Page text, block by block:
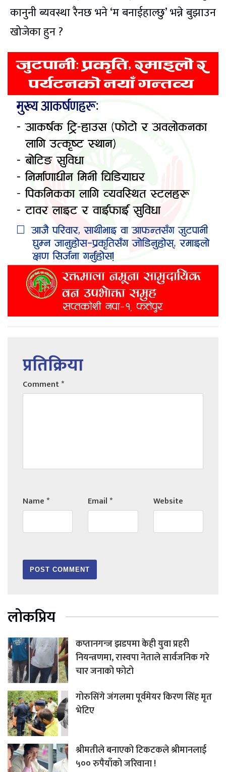
कानुनी ब्यवस्था रैनछ भने ‘म बनाईहाल्छु’ भन्ने बुझाउन
खोजेका हुन ?
प्रतिक्रिया
Comment*
Name* Email* Website
लोकप्रिय
कप्तानगन्ज झडपमा केही युवा प्रहरी
नियन्त्रणमा, रास्वपा नेताले सार्वजनिक गरे
चार जनाको फोटो
गोरुसिंगे जंगलमा पूर्वमेयर किरण सिंह मृत
भेटिए
श्रीमतीले बनाएको टिकटकले श्रीमानलाई
५०० रुपैयाँको जरिवाना !